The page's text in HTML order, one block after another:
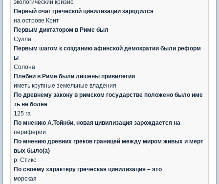
экологический кризис
Первый очаг греческой цивилизации зародился
на острове Крит
Первым диктатором в Риме был
Сулла
Первым шагом к созданию афинской демократии были реформ
ы
Солона
Плебеи в Риме были лишены привилегии
иметь крупные земельные владения
По древнему закону в римском государстве положено было име
ть не более
125 га
По мнению А.Тойнби, новая цивилизация зарождается на
периферии
По мнению древних греков границей между миром живых и мерт
вых было(а)
р. Стикс
По своему характеру греческая цивилизация – это
морская